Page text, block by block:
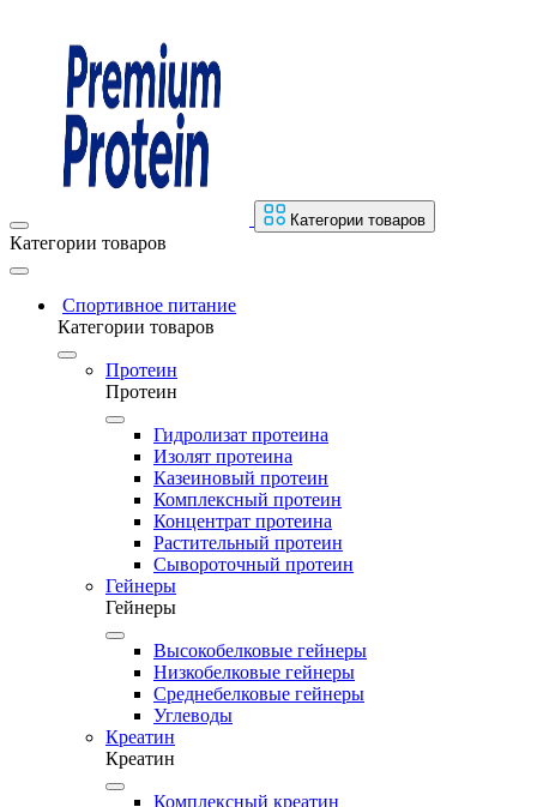
Категории товаров
Категории товаров
Спортивное питание
Категории товаров
Протеин
Протеин
Гидролизат протеина
Изолят протеина
Казеиновый протеин
Комплексный протеин
Концентрат протеина
Растительный протеин
Сывороточный протеин
Гейнеры
Гейнеры
Высокобелковые гейнеры
Низкобелковые гейнеры
Среднебелковые гейнеры
Углеводы
Креатин
Креатин
Комплексный креатин